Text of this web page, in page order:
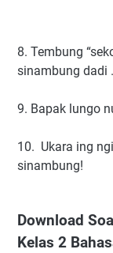
8. Tembung
sinambung dadi
9. Bapak lungo
10. Ukara ing
sinambung!
Download
Kelas 2